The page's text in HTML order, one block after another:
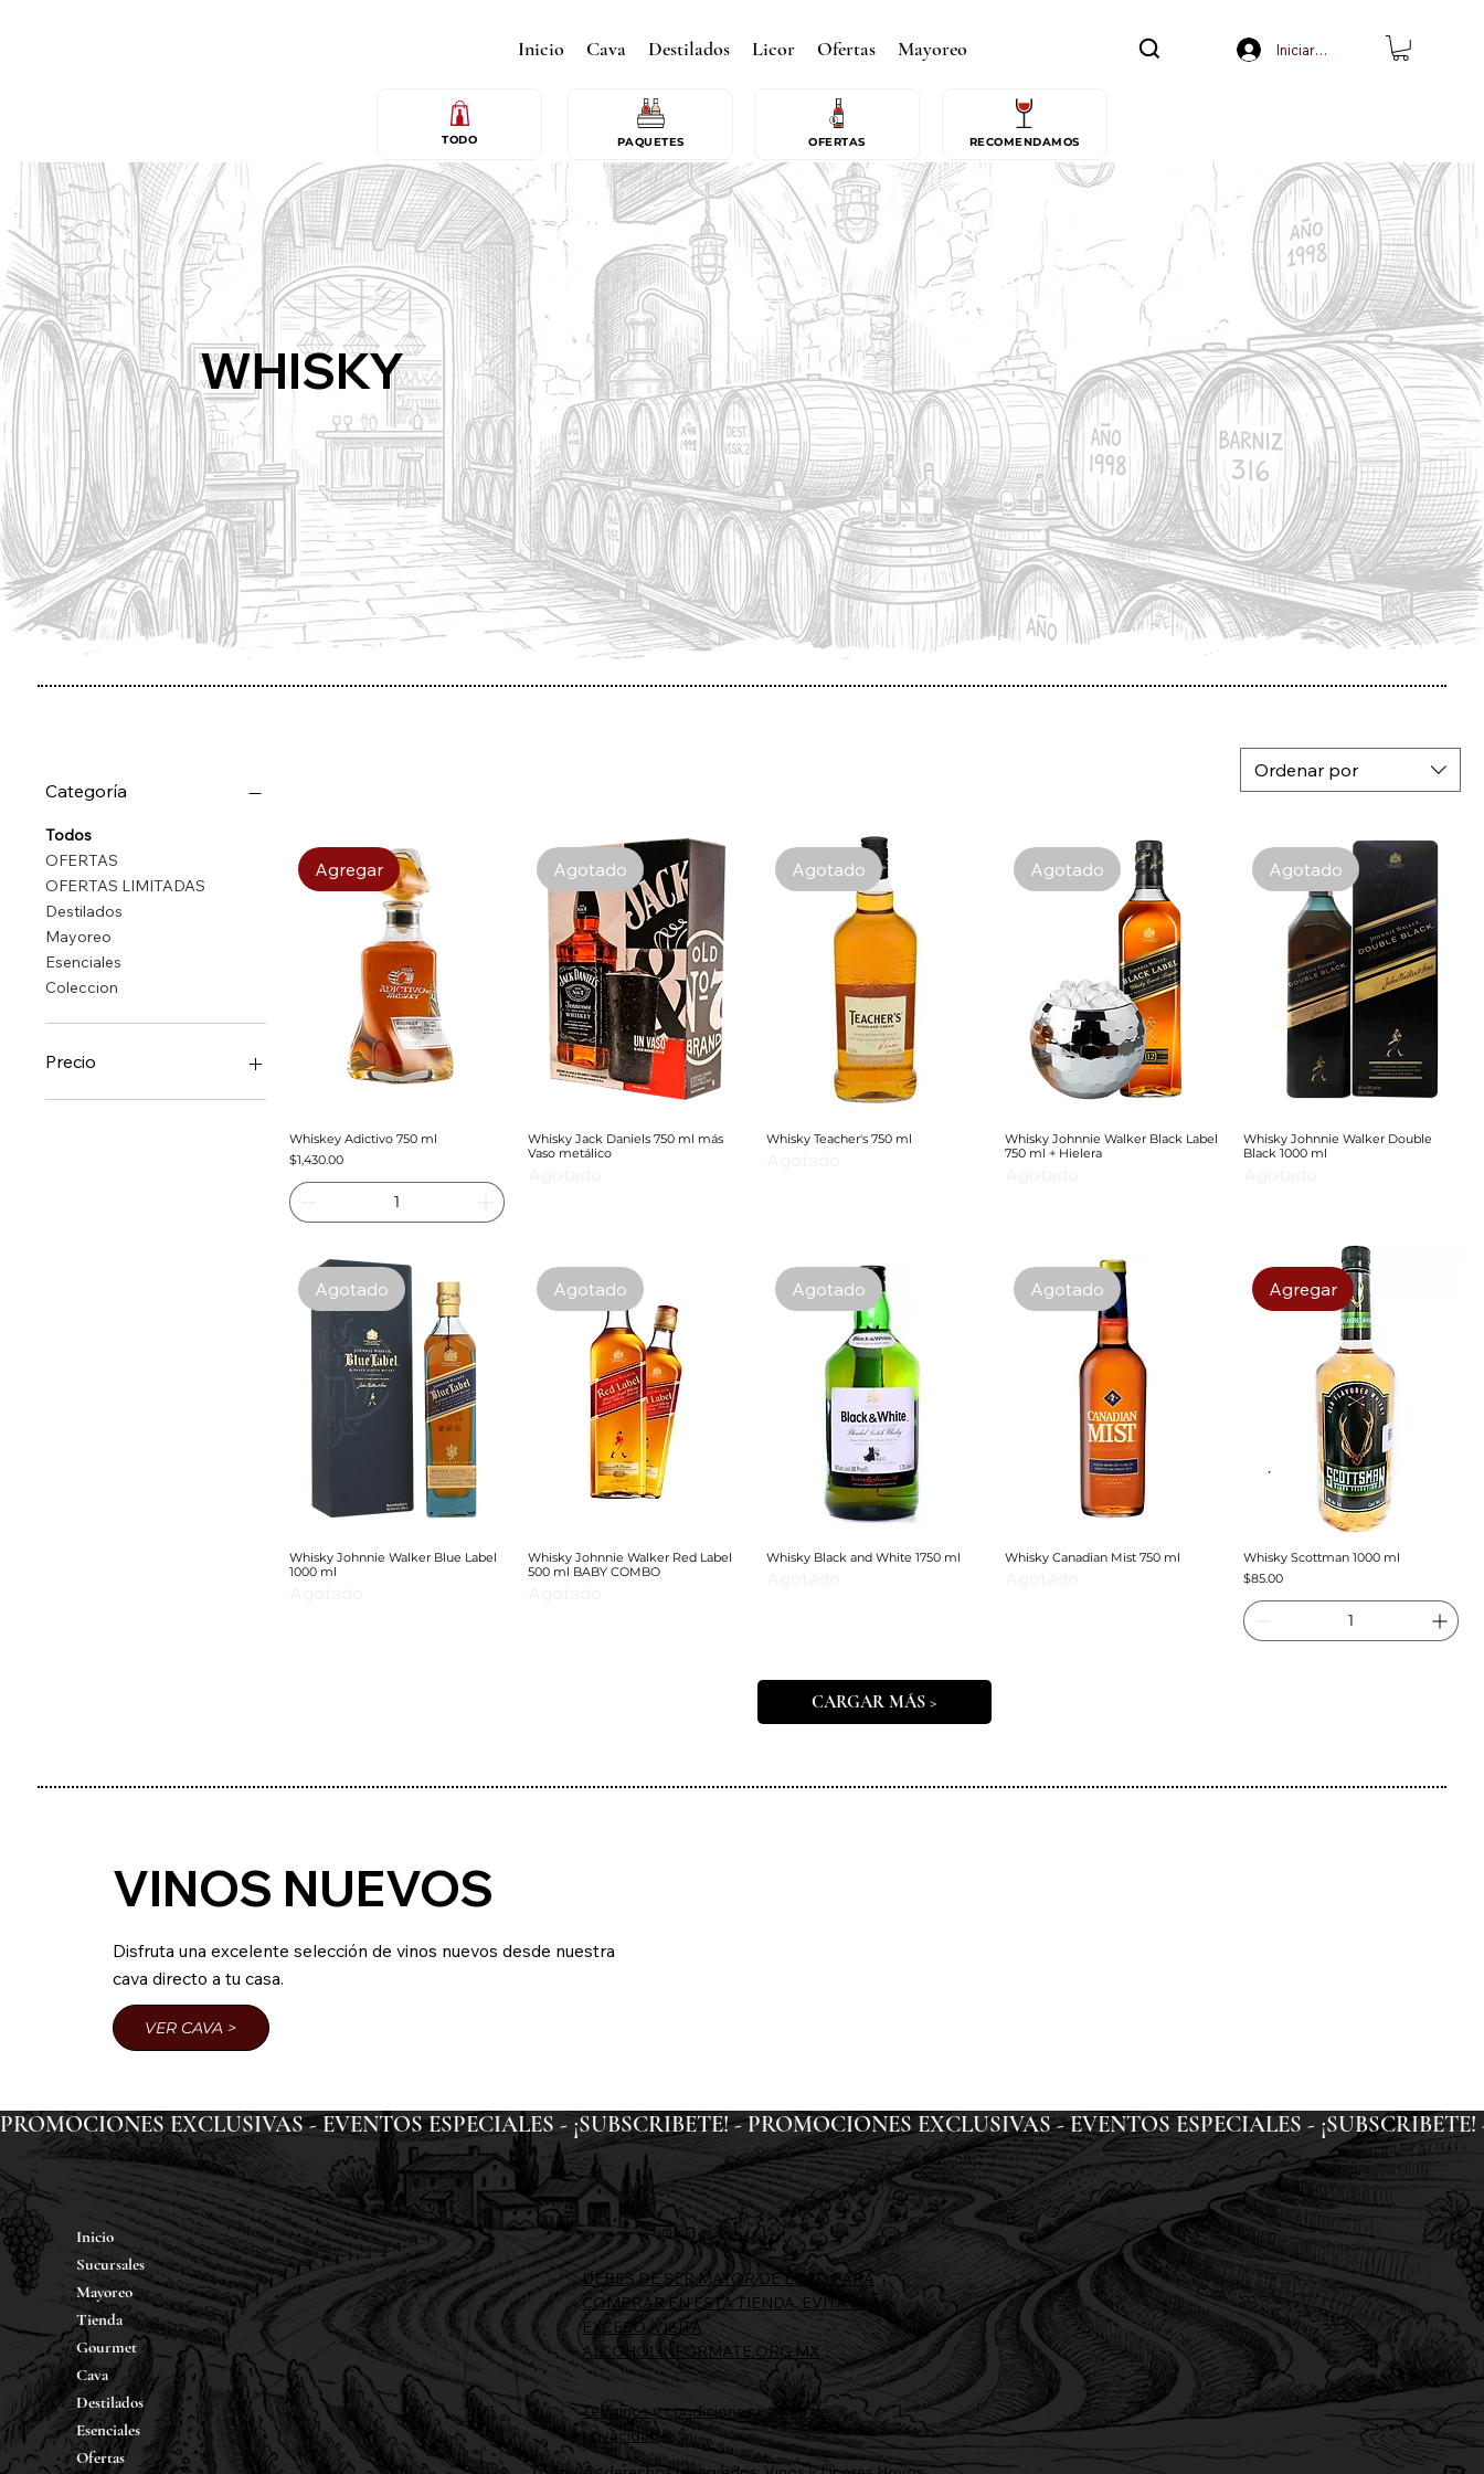
Inicio Cava Destilados Licor Ofertas Mayoreo Iniciar sesión
TODO PAQUETES OFERTAS RECOMENDAMOS
WHISKY
Categoría
Todos
OFERTAS
OFERTAS LIMITADAS
Destilados
Mayoreo
Esenciales
Coleccion
Precio
Ordenar por
Agregar
Whiskey Adictivo 750 ml
Precio
$1,430.00
Agotado
Whisky Jack Daniels 750 ml más
Vaso metálico
Agotado
Whisky Teacher's 750 ml
Agotado
Whisky Johnnie Walker Black Label
750 ml + Hielera
Agotado
Whisky Johnnie Walker Double
Black 1000 ml
Agotado
Whisky Johnnie Walker Blue Label
1000 ml
Agotado
Whisky Johnnie Walker Red Label
500 ml BABY COMBO
Agotado
Whisky Black and White 1750 ml
Agotado
Whisky Canadian Mist 750 ml
Agregar
Whisky Scottman 1000 ml
Precio
$85.00
CARGAR MÁS >
VINOS NUEVOS
Disfruta una excelente selección de vinos nuevos desde nuestra
cava directo a tu casa.
VER CAVA >
PROMOCIONES EXCLUSIVAS - EVENTOS ESPECIALES - ¡SUBSCRIBETE! -
Inicio
Sucursales
Mayoreo
Tienda
Gourmet
Cava
Destilados
Esenciales
Ofertas
DEBES DE SER MAYOR DE EDAD PARA
COMPRAR EN ESTA TIENDA, EVITA EL
EXCESO, VISITA
ALCOHOLINFORMATE.ORG.MX
Terminos y condiciones y aviso de
privacidad